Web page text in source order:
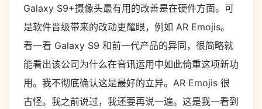
Galaxy S9+摄像头最有用的改善是在硬件方面。可
是软件晋级带来的改动更耀眼，例如 AR Emojis。
看一看 Galaxy S9 和前一代产品的异同，很简略就
能看出该公司为什么在音讯运用中如此倚重这项新功
用。我不彻底确认这是最好的立异。AR Emojis 很
古怪。我之前说过，我还要再说一遍。这是我一看到